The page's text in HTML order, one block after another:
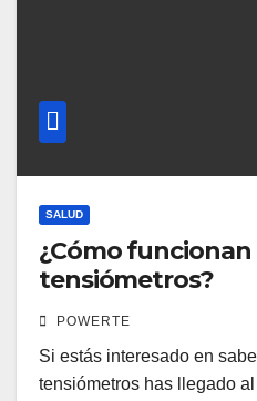
SALUD
¿Cómo funcionan
tensiómetros?
POWERTE
Si estás interesado en
tensiómetros has llegado